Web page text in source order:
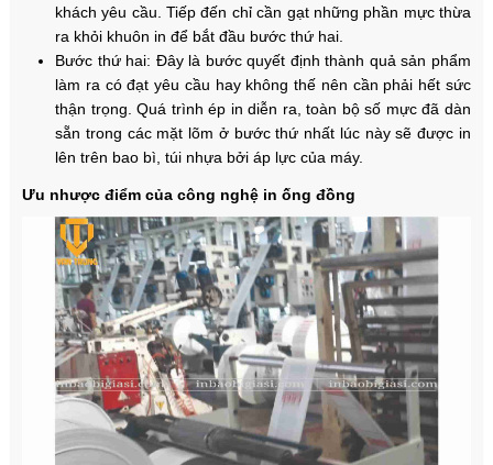
khách yêu cầu. Tiếp đến chỉ cần gạt những phần mực thừa
ra khỏi khuôn in để bắt đầu bước thứ hai.
Bước thứ hai: Đây là bước quyết định thành quả sản phẩm
làm ra có đạt yêu cầu hay không thế nên cần phải hết sức
thận trọng. Quá trình ép in diễn ra, toàn bộ số mực đã dàn
sẵn trong các mặt lõm ở bước thứ nhất lúc này sẽ được in
lên trên bao bì, túi nhựa bởi áp lực của máy.
Ưu nhược điểm của công nghệ in ống đồng